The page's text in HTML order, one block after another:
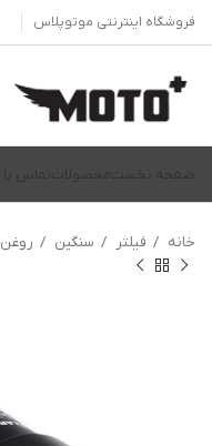
فروشگاه اینترنتی موتوپلاس
خانه فیلتر سنگین روغن